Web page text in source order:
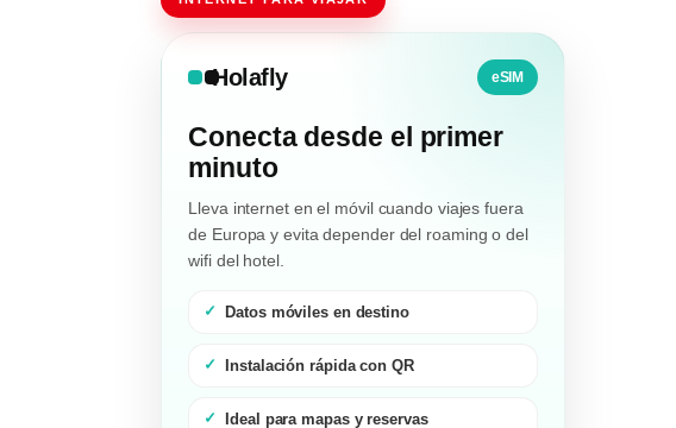
Holafly eSIM
Conecta desde el primer
minuto
Lleva internet en el móvil cuando viajes fuera
de Europa y evita depender del roaming o del
wifi del hotel.
Datos móviles en destino
Instalación rápida con QR
Ideal para mapas y reservas